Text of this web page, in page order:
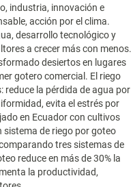
industria, innovación e
acción por el clima.
desarrollo tecnológico y
a crecer más con menos.
desiertos en lugares
gotero comercial. El riego
reduce la pérdida de agua por
evita el estrés por
en Ecuador con cultivos
de riego por goteo
tres sistemas de
reduce en más de 30% la
la productividad,